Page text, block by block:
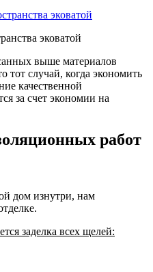
эковатой
выше материалов
тот случай, когда экономить
качественной
за счет экономии на
работ
дом изнутри, нам
заделка всех щелей: